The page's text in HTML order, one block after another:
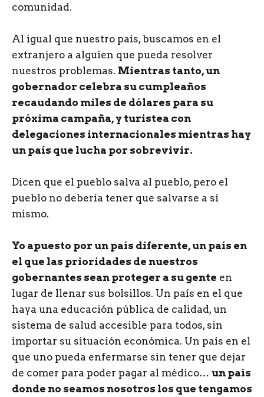
comunidad.
Al igual que nuestro país, buscamos en el
extranjero a alguien que pueda resolver
nuestros problemas. Mientras tanto, un
gobernador celebra su cumpleaños
recaudando miles de dólares para su
próxima campaña, y turistea con
delegaciones internacionales mientras hay
un país que lucha por sobrevivir.
Dicen que el pueblo salva al pueblo, pero el
pueblo no debería tener que salvarse a sí
mismo.
Yo apuesto por un país diferente, un país en
el que las prioridades de nuestros
gobernantes sean proteger a su gente en
lugar de llenar sus bolsillos. Un país en el que
haya una educación pública de calidad, un
sistema de salud accesible para todos, sin
importar su situación económica. Un país en el
que uno pueda enfermarse sin tener que dejar
de comer para poder pagar al médico… un país
donde no seamos nosotros los que tengamos